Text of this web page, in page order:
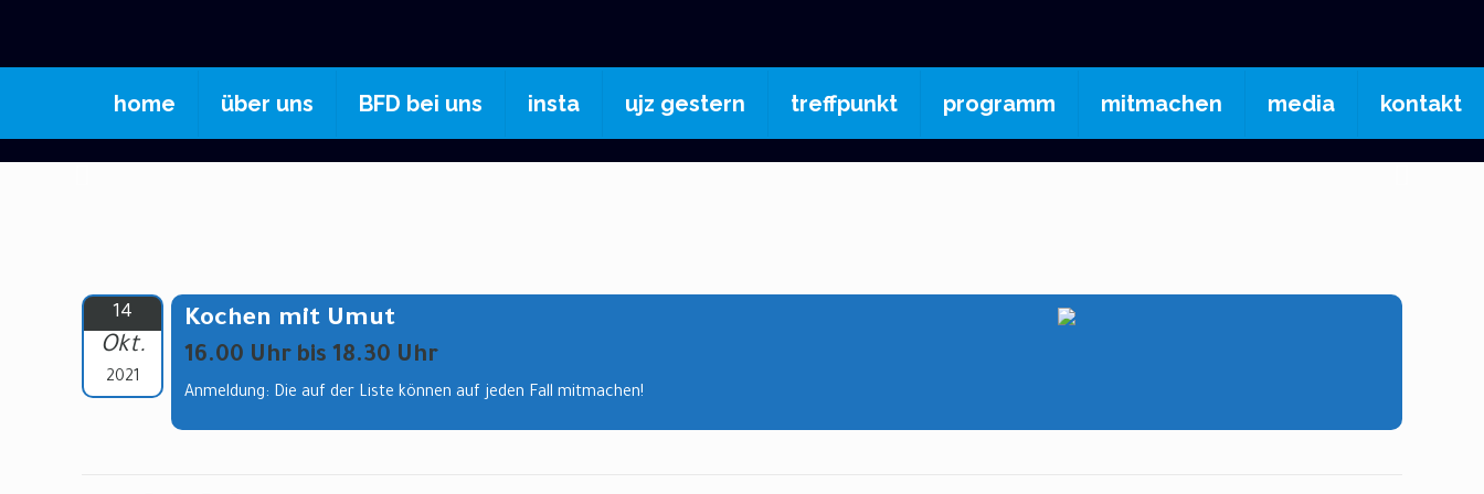
home über uns BFD bei uns insta ujz gestern treffpunkt programm mitmachen media kontakt
14
Okt.
2021
Kochen mit Umut
16.00 Uhr bis 18.30 Uhr
Anmeldung: Die auf der Liste können auf jeden Fall mitmachen!